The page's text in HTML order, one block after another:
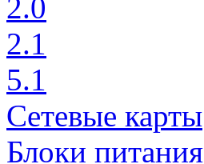
2.0
2.1
5.1
Сетевые карты
Блоки питания